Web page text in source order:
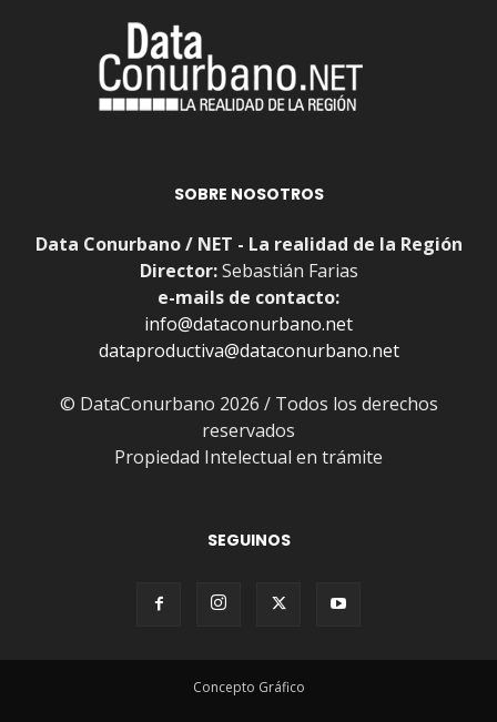
SOBRE NOSOTROS
Data Conurbano / NET - La realidad de la Región
Director:Sebastián Farias
e-mails de contacto:
info@dataconurbano.net
dataproductiva@dataconurbano.net
© DataConurbano 2026 / Todos los derechos
reservados
Propiedad Intelectual en trámite
SEGUINOS
Concepto Gráfico